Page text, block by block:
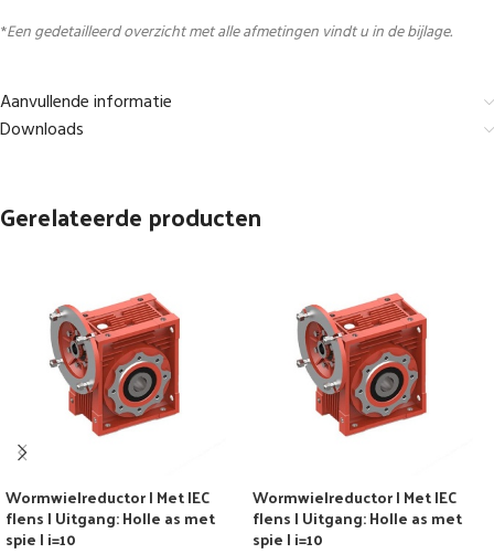
*Een gedetailleerd overzicht met alle afmetingen vindt u in de bijlage.
Aanvullende informatie
Downloads
Gerelateerde producten
Wormwielreductor | Met IEC
flens | Uitgang: Holle as met
spie | i=10
Wormwielreductor | Met IEC
flens | Uitgang: Holle as met
spie | i=10